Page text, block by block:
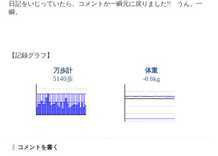
日記をいじっていたら、コメントか一瞬元に戻りました!! うん。一
瞬。
【記録グラフ】
万歩計
5140歩
体重
-0.6kg
コメントを書く